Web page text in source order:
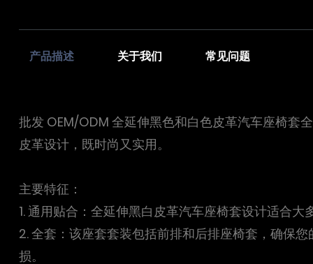
产品描述 关于我们 常见问题
批发 OEM/ODM 全延伸黑色和白色皮革汽车座椅套
皮革设计，既时尚又实用。
主要特征：
1. 通用贴合：全延伸黑白皮革汽车座椅套设计适合
2. 全套：该座套套装包括前排和后排座椅套，确保
损。